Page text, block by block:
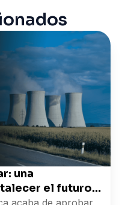
una
el futuro
acaba de aprobar